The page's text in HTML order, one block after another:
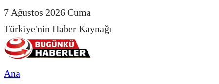
7 Ağustos 2026 Cuma
Türkiye'nin Haber Kaynağı
Ana